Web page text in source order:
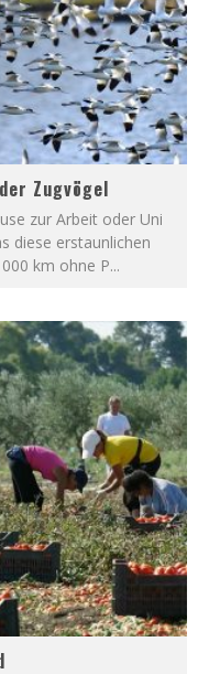
Zugvögel
zur Arbeit oder Uni
diese erstaunlichen
km ohne P...